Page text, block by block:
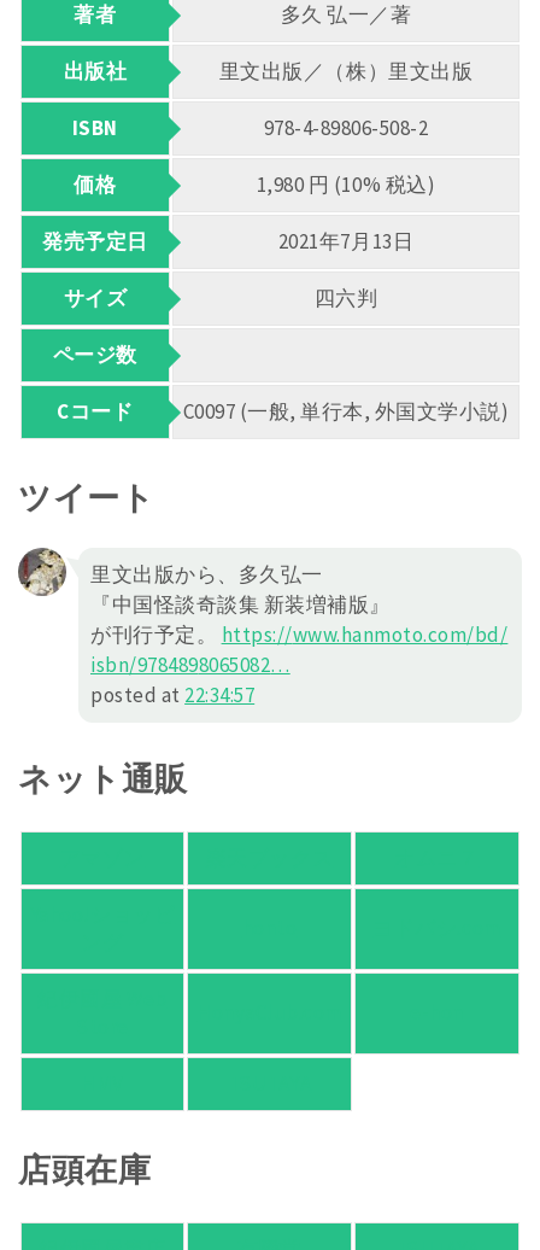
著者 多久 弘一／著
出版社 里文出版／（株）里文出版
ISBN 978-4-89806-508-2
価格 1,980 円 (10% 税込)
発売予定日 2021年7月13日
サイズ 四六判
ページ数
Cコード C0097 (一般, 単行本, 外国文学小説)
ツイート
里文出版から、多久弘一
『中国怪談奇談集 新装増補版』
が刊行予定。 https://www.hanmoto.com/bd/
isbn/9784898065082…
posted at 22:34:57
ネット通販
店頭在庫